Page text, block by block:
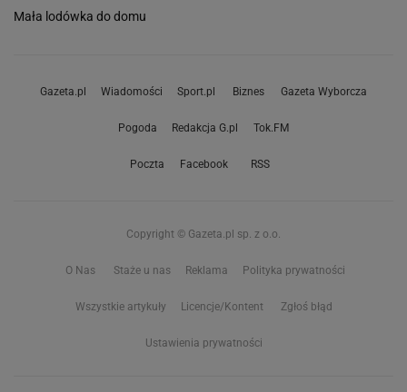
Mała lodówka do domu
Gazeta.pl Wiadomości Sport.pl Biznes Gazeta Wyborcza
Pogoda Redakcja G.pl Tok.FM
Poczta Facebook RSS
Copyright © Gazeta.pl sp. z o.o.
O Nas Staże u nas Reklama Polityka prywatności
Wszystkie artykuły Licencje/Kontent Zgłoś błąd
Ustawienia prywatności